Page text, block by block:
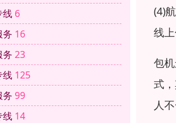
线 6
务 16
务 23
线 125
务 99
线 14
(4)
线
包
式
人